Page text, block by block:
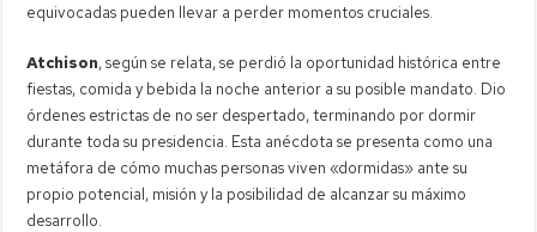
equivocadas pueden llevar a perder momentos cruciales.
Atchison, según se relata, se perdió la oportunidad histórica entre
fiestas, comida y bebida la noche anterior a su posible mandato. Dio
órdenes estrictas de no ser despertado, terminando por dormir
durante toda su presidencia. Esta anécdota se presenta como una
metáfora de cómo muchas personas viven «dormidas» ante su
propio potencial, misión y la posibilidad de alcanzar su máximo
desarrollo.